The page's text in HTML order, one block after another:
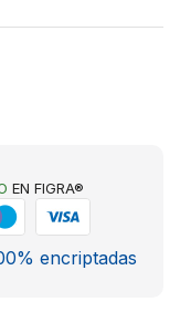
EN FIGRA®
encriptadas